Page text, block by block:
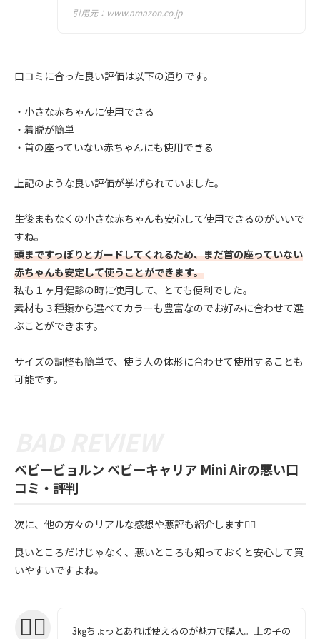
引用元： www.amazon.co.jp
口コミに合った良い評価は以下の通りです。
・小さな赤ちゃんに使用できる
・着脱が簡単
・首の座っていない赤ちゃんにも使用できる
上記のような良い評価が挙げられていました。
生後まもなくの小さな赤ちゃんも安心して使用できるのがいいで
すね。
頭まですっぽりとガードしてくれるため、まだ首の座っていない
赤ちゃんも安定して使うことができます。
私も１ヶ月健診の時に使用して、とても便利でした。
素材も３種類から選べてカラーも豊富なのでお好みに合わせて選
ぶことができます。
サイズの調整も簡単で、使う人の体形に合わせて使用することも
可能です。
ベビービョルン ベビーキャリア Mini Airの悪い口
コミ・評判
次に、他の方々のリアルな感想や悪評も紹介します💁‍♀️
良いところだけじゃなく、悪いところも知っておくと安心して買
いやすいですよね。
3㎏ちょっとあれば使えるのが魅力で購入。上の子の